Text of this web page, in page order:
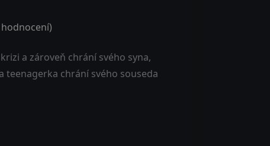
hodnocení)
a zároveň chrání svého syna,
chrání svého souseda